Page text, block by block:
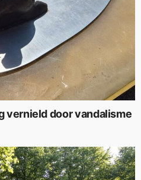
vernield door vandalisme